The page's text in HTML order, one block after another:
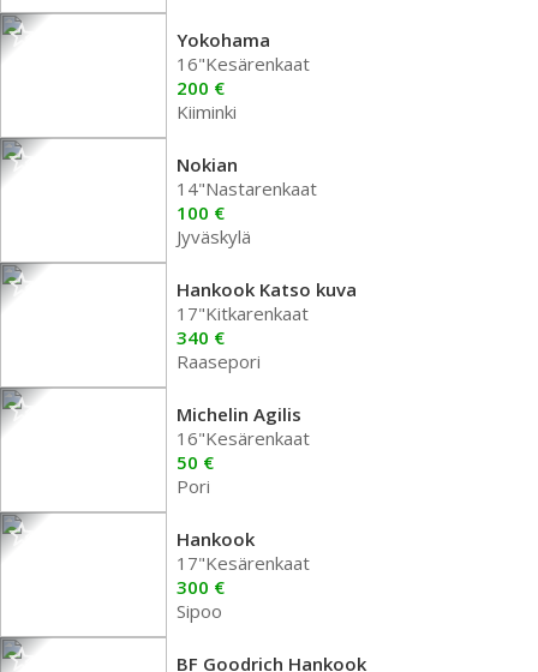
Yokohama
16"Kesärenkaat
200 €
Kiiminki
Nokian
14"Nastarenkaat
100 €
Jyväskylä
Hankook Katso kuva
17"Kitkarenkaat
340 €
Raasepori
Michelin Agilis
16"Kesärenkaat
50 €
Pori
Hankook
17"Kesärenkaat
300 €
Sipoo
BF Goodrich Hankook